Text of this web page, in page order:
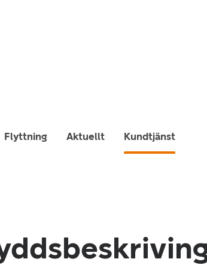
Flyttning Aktuellt Kundtjänst